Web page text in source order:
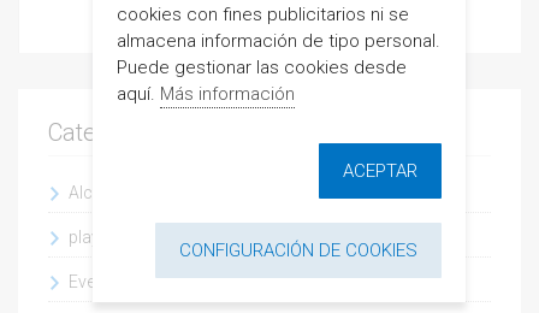
Categorías
Alcossebre
playas
Eventos
cookies con fines publicitarios ni se
almacena información de tipo personal.
Puede gestionar las cookies desde
aquí. Más información
ACEPTAR
CONFIGURACIÓN DE COOKIES